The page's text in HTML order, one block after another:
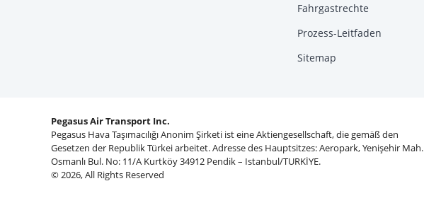
Fahrgastrechte
Prozess-Leitfaden
Sitemap
Pegasus Air Transport Inc.
Pegasus Hava Taşımacılığı Anonim Şirketi ist eine Aktiengesellschaft, die gemäß den
Gesetzen der Republik Türkei arbeitet. Adresse des Hauptsitzes: Aeropark, Yenişehir Mah.
Osmanlı Bul. No: 11/A Kurtköy 34912 Pendik – Istanbul/TURKİYE.
© 2026, All Rights Reserved